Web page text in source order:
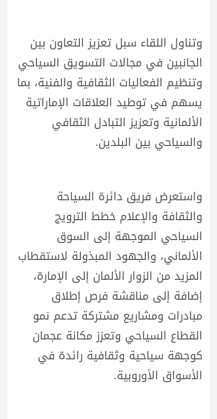
وتناول اللقاء سبل تعزيز التعاون بين
الجانبين في مجالات التسويق السياحي
وتنظيم الفعاليات الثقافية والفنية، بما
يسهم في توطيد العلاقات الإماراتية
الألمانية وتعزيز التبادل الثقافي
والسياحي بين البلدين.
واستعرض فريق دائرة السياحة
والثقافة والإعلام خطط الترويج
السياحي الموجهة إلى السوق
الألماني، والجهود المبذولة لاستقطاب
المزيد من الزوار الألمان إلى الإمارة،
إضافة إلى مناقشة فرص إطلاق
مبادرات ومشاريع مشتركة تدعم نمو
القطاع السياحي وتعزز مكانة عجمان
كوجهة سياحية وثقافية رائدة في
الأسواق الأوروبية.